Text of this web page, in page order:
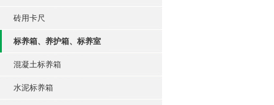
砖用卡尺
标养箱、养护箱、标养室
混凝土标养箱
水泥标养箱